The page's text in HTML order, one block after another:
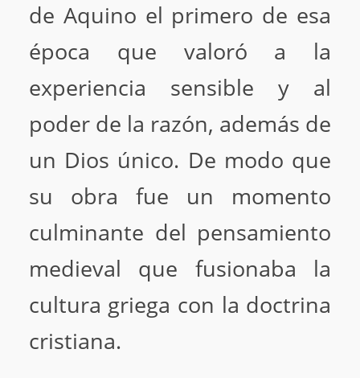
de Aquino el primero de esa
época que valoró a la
experiencia sensible y al
poder de la razón, además de
un Dios único. De modo que
su obra fue un momento
culminante del pensamiento
medieval que fusionaba la
cultura griega con la doctrina
cristiana.